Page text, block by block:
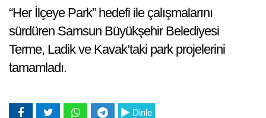
“Her İlçeye Park” hedefi ile çalışmalarını
sürdüren Samsun Büyükşehir Belediyesi
Terme, Ladik ve Kavak’taki park projelerini
tamamladı.
Dinle